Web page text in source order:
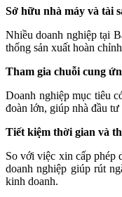
Sở hữu nhà máy và tài
Nhiều doanh nghiệp tại
thống sản xuất hoàn
Tham gia chuỗi cung
Doanh nghiệp mục tiêu
đoàn lớn, giúp nhà đầu
Tiết kiệm thời gian và
So với việc xin cấp phép
doanh nghiệp giúp rút
kinh doanh.